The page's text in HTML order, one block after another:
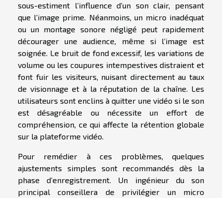
sous-estiment l’influence d’un son clair, pensant
que l’image prime. Néanmoins, un micro inadéquat
ou un montage sonore négligé peut rapidement
décourager une audience, même si l’image est
soignée. Le bruit de fond excessif, les variations de
volume ou les coupures intempestives distraient et
font fuir les visiteurs, nuisant directement au taux
de visionnage et à la réputation de la chaîne. Les
utilisateurs sont enclins à quitter une vidéo si le son
est désagréable ou nécessite un effort de
compréhension, ce qui affecte la rétention globale
sur la plateforme vidéo.
Pour remédier à ces problèmes, quelques
ajustements simples sont recommandés dès la
phase d’enregistrement. Un ingénieur du son
principal conseillera de privilégier un micro